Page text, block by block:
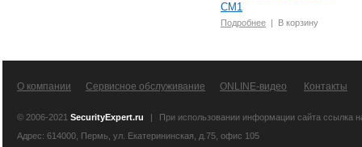
CM1
Подробнее | В корзину
О компании Сервисное обслуживание ONLINE-видео Контакты
© 2006-2021 SecurityExpert.ru |
При использовании информации сайта ссылка
Адрес: 614000, Пермь, ул. Екатерининская, д.75, офис 105